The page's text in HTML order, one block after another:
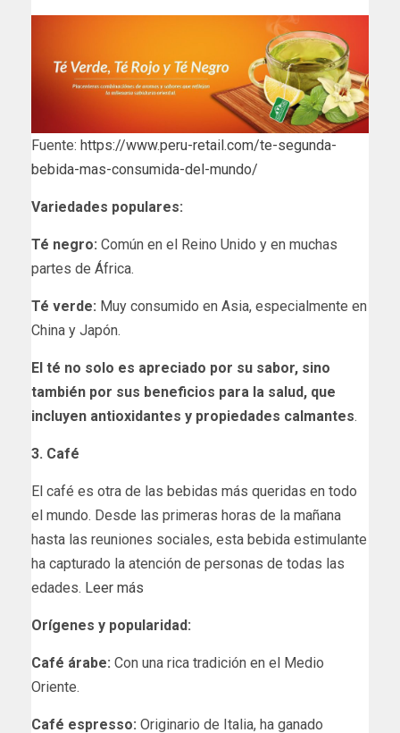
Fuente: https://www.peru-retail.com/te-segunda-
bebida-mas-consumida-del-mundo/
Variedades populares:
Té negro: Común en el Reino Unido y en muchas
partes de África.
Té verde: Muy consumido en Asia, especialmente en
China y Japón.
El té no solo es apreciado por su sabor, sino
también por sus beneficios para la salud, que
incluyen antioxidantes y propiedades calmantes.
3. Café
El café es otra de las bebidas más queridas en todo
el mundo. Desde las primeras horas de la mañana
hasta las reuniones sociales, esta bebida estimulante
ha capturado la atención de personas de todas las
edades. Leer más
Orígenes y popularidad:
Café árabe: Con una rica tradición en el Medio
Oriente.
Café espresso: Originario de Italia, ha ganado